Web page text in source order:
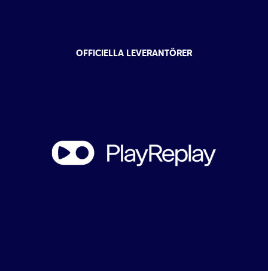
OFFICIELLA LEVERANTÖRER